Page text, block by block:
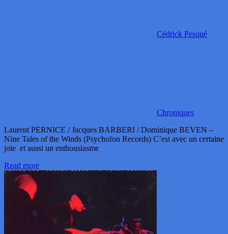
Cédrick Pesqué
Chroniques
Laurent PERNICE / Jacques BARBERI / Dominique BEVEN –
Nine Tales of the Winds (Psychofon Records) C’est avec un certaine
joie et aussi un enthousiasme
Read more